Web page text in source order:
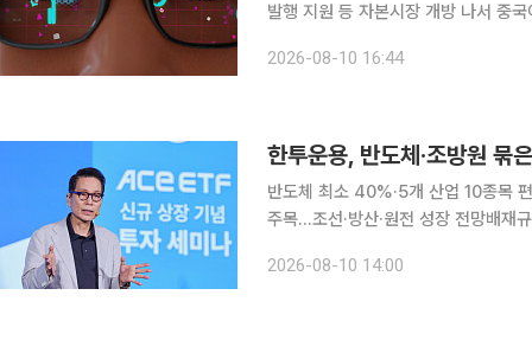
발행 지원 등 자본시장 개방 나서 중국이 미국과의 AI·반도체 패권 경쟁을 위해 전략산업 육성 방식
시장 접근성을 확대를 통한 육성을 꾀
2026-08-10 16:44
한투운용, 반도체·조방원
반도체 최소 40%·5개 산업 10종목
주목…조선·방산·원전 성장 전망배재
수펀드(ETF)를 선보인다. 미중 공급
2026-08-10 14:00